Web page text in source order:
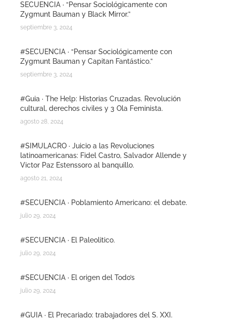
SECUENCIA · “Pensar Sociológicamente con
Zygmunt Bauman y Black Mirror.”
septiembre 3, 2024
#SECUENCIA · “Pensar Sociológicamente con
Zygmunt Bauman y Capitan Fantástico.”
septiembre 3, 2024
#Guia · The Help: Historias Cruzadas. Revolución
cultural, derechos civiles y 3 Ola Feminista.
agosto 28, 2024
#SIMULACRO · Juicio a las Revoluciones
latinoamericanas: Fidel Castro, Salvador Allende y
Victor Paz Estenssoro al banquillo.
agosto 21, 2024
#SECUENCIA · Poblamiento Americano: el debate.
julio 29, 2024
#SECUENCIA · El Paleolitico.
julio 29, 2024
#SECUENCIA · El origen del Todo’s
julio 29, 2024
#GUIA · El Precariado: trabajadores del S. XXI.